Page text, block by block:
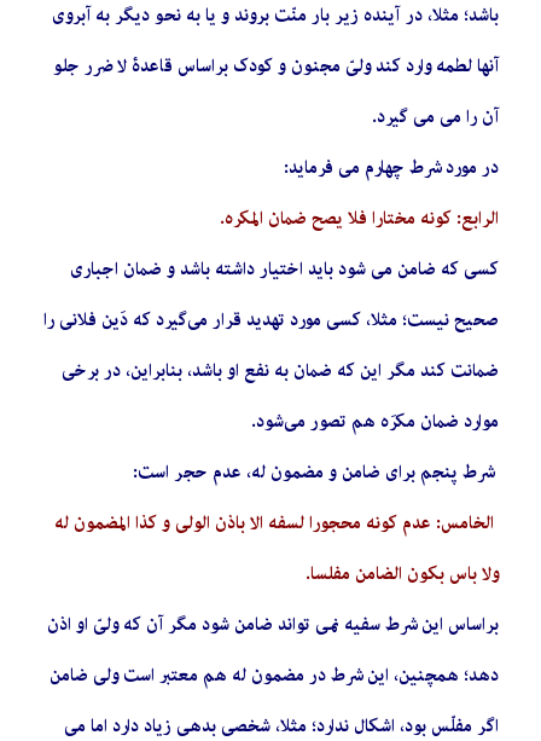
باشد؛ مثلا، در آینده زیر بار منّت بروند و یا به نحو دیگر به آبروی
آنها لطمه وارد کند ولیّ مجنون و کودک براساس قاعدۀ لا ضرر جلو
آن را می می گیرد.
در مورد شرط چهارم می فرماید:
الرابع: کونه مختارا فلا یصح ضمان المکره.
کسی که ضامن می شود باید اختیار داشته باشد و ضمان اجباری
صحیح نیست؛ مثلا، کسی مورد تهدید قرار می‌گیرد که دَین فلانی را
ضمانت کند مگر اين که ضمان به نفع او باشد، بنابراین، در برخی
موارد ضمان مکرَه هم تصور می‌شود.
شرط پنجم برای ضامن و مضمون له، عدم حجر است:
الخامس: عدم کونه محجورا لسفه الا باذن الولی و کذا المضمون له
ولا باس بکون الضامن مفلسا.
براساس این شرط سفیه نمی تواند ضامن شود مگر آن که ولیّ او اذن
دهد؛ همچنین، این شرط در مضمون له هم معتبر است ولی ضامن
اگر مفلّس بود، اشکال ندارد؛ مثلا، شخصی بدهی زیاد دارد اما می